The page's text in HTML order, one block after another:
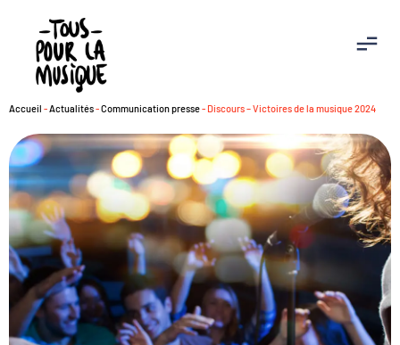
Accueil -Actualités-Communication presse- Discours – Victoires de la musique 2024